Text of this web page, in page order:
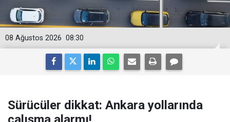
08:30
08 Ağustos 2026
Sürücüler dikkat: Ankara yollarında